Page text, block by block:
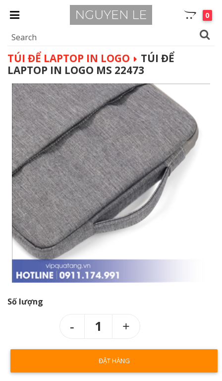
0
TÚI ĐỂ LAPTOP IN LOGO
TÚI ĐỂ
LAPTOP IN LOGO MS 22473
Số lượng
1
ĐẶT HÀNG